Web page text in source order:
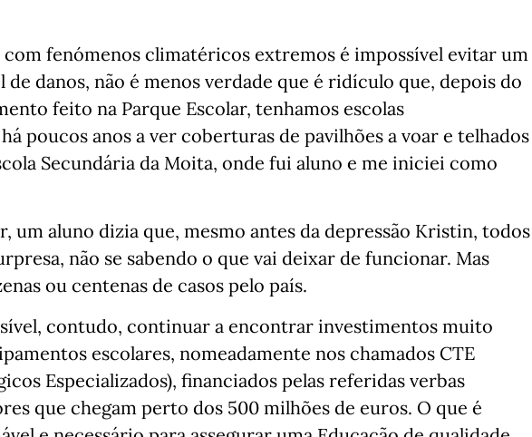
com fenómenos climatéricos extremos é impossível evitar um
danos, não é menos verdade que é ridículo que, depois do
feito na Parque Escolar, tenhamos escolas
poucos anos a ver coberturas de pavilhões a voar e telhados
Secundária da Moita, onde fui aluno e me iniciei como
um aluno dizia que, mesmo antes da depressão Kristin, todos
não se sabendo o que vai deixar de funcionar. Mas
ou centenas de casos pelo país.
contudo, continuar a encontrar investimentos muito
escolares, nomeadamente nos chamados CTE
Especializados), financiados pelas referidas verbas
que chegam perto dos 500 milhões de euros. O que é